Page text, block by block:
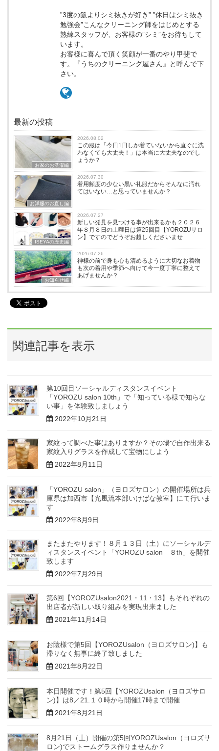
”3度の飯よりシミ抜きが好き” ”休日はシミ抜き
勉強会”こんなクリーニング師をはじめとする
熟練スタッフが、お客様の”シミ”をお待ちして
います。
お客様に喜んで頂く笑顔が一番のやり甲斐で
す。『うちのクリーニング屋さん』と呼んで下
さい。
最新の投稿
お家のお洗濯編
2026.08.02
この服は「今日1日しか着ていないから直ぐに洗
わなくても大丈夫！」は本当に大丈夫なのでし
ょうか？
お洋服のお直し編
2026.07.30
着用頻度の少ない黒い礼服だからそんなに汚れ
てはいない…と思っていませんか？
ISEYAの歴史編
2026.07.27
新しい発見を見つける事が出来るかも２０２６
年８月８日の土曜日は第25回目【YOROZUサロ
ン】ですのでどうぞお越しくださいませ
お知らせ編
2026.07.26
神様の前で身も心も清めるように大切なお着物
も次の着用や季節へ向けて今一度丁寧に整えて
あげませんか？
関連記事を表示
第10回目ソーシャルディスタンスイベント
「YOROZU salon 10th」で「知っている様で知らな
い事」を体験致しましょう
2022年10月21日
家紋って調べた事はありますか？その場で自作出来る
家紋入りグラスを作成して宝物にしよう
2022年8月11日
「YOROZU salon」（ヨロズサロン）の開催場所は兵
庫県は加西市【光風流本部いけばな教室】にて行いま
す
2022年8月9日
またまたやります！８月１３日（土）にソーシャルデ
ィスタンスイベント「YOROZU salon ８th」を開催
致します
2022年7月29日
第6回【YOROZUsalon2021・11・13】もそれぞれの
出店者が新しい取り組みを実現出来ました
2021年11月14日
お陰様で第5回【YOROZUsalon（ヨロズサロン)】も
滞りなく無事に終了致しました
2021年8月22日
本日開催です！第5回【YOROZUsalon（ヨロズサロ
ン)】は8／21.１０時から開催17時まで開催
2021年8月21日
8月21日（土）開催の第5回YOROZUsalon（ヨロズサ
ロン)でストームグラス作りませんか？